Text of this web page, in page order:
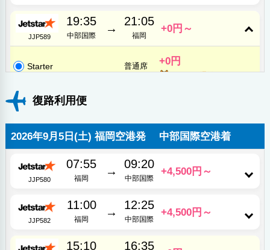
JJP589
19:35
中部国際
→
21:05
福岡
+0円～
Starter 普通席 +0円
ポイント還元
復路利用便
2026年9月5日(土) 福岡空港発 中部国際空港着
JJP580
07:55
福岡
→
09:20
中部国際
+4,500円～
JJP582
11:00
福岡
→
12:25
中部国際
+4,500円～
15:10 16:35